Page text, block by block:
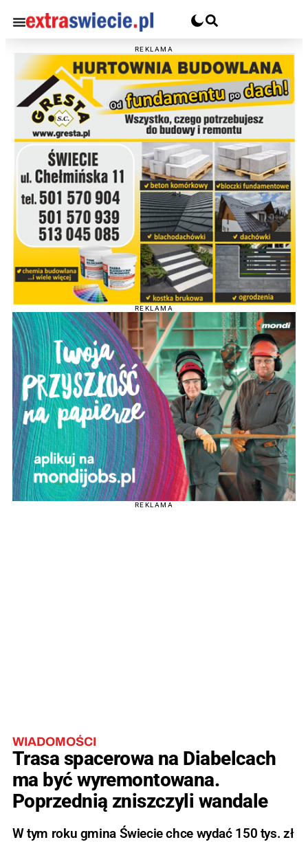
REKLAMA
REKLAMA
REKLAMA
WIADOMOŚCI
Trasa spacerowa na Diabelcach
ma być wyremontowana.
Poprzednią zniszczyli wandale
W tym roku gmina Świecie chce wydać 150 tys. zł